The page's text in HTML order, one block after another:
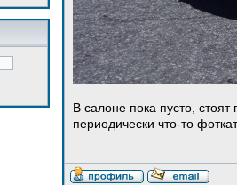
В салоне пока пусто,
периодически что-то